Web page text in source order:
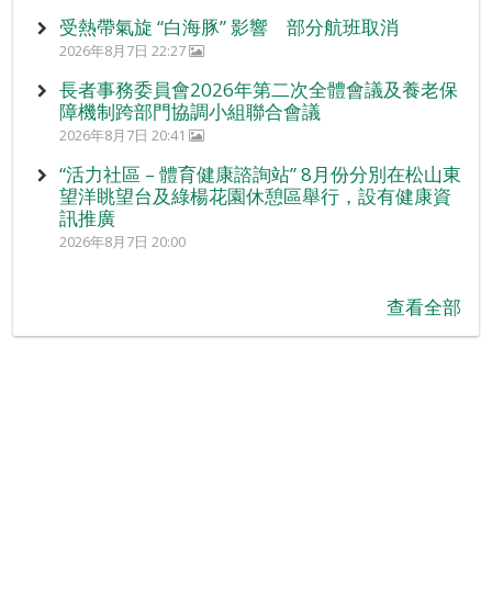
受熱帶氣旋 “白海豚” 影響 部分航班取消
2026年8月7日 22:27
長者事務委員會2026年第二次全體會議及養老保
障機制跨部門協調小組聯合會議
2026年8月7日 20:41
“活力社區 – 體育健康諮詢站” 8月份分別在松山東
望洋眺望台及綠楊花園休憩區舉行，設有健康資
訊推廣
2026年8月7日 20:00
查看全部